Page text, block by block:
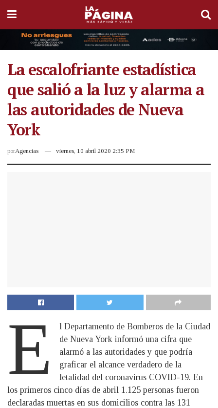
La escalofriante estadística
que salió a la luz y alarma a
las autoridades de Nueva
York
porAgencias viernes, 10 abril 2020 2:35 PM
E
l Departamento de Bomberos de la Ciudad
de Nueva York informó una cifra que
alarmó a las autoridades y que podría
graficar el alcance verdadero de la
letalidad del coronavirus COVID-19. En
los primeros cinco días de abril 1.125 personas fueron
declaradas muertas en sus domicilios contra las 131